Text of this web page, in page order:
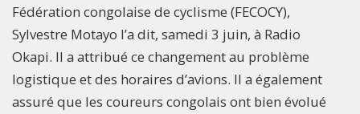
Fédération congolaise de cyclisme (FECOCY),
Sylvestre Motayo l’a dit, samedi 3 juin, à Radio
Okapi. Il a attribué ce changement au problème
logistique et des horaires d’avions. Il a également
assuré que les coureurs congolais ont bien évolué